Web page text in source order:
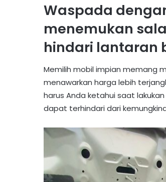
Waspada
menemukan
hindari lantaran
Memilih mobil impian memang
menawarkan harga lebih
harus Anda ketahui saat
dapat terhindari dari